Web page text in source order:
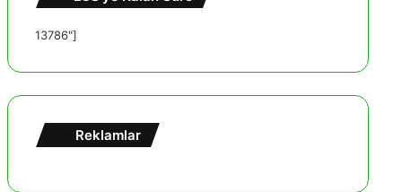
13786"]
Reklamlar